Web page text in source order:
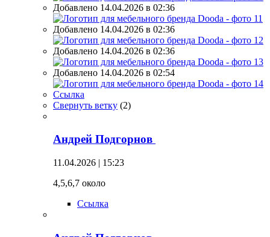
Добавлено 14.04.2026 в 02:36
Добавлено 14.04.2026 в 02:36
Добавлено 14.04.2026 в 02:36
Добавлено 14.04.2026 в 02:54
Ссылка
Свернуть ветку (2)
Андрей Подгорнов
11.04.2026 | 15:23
4,5,6,7 около
Ссылка